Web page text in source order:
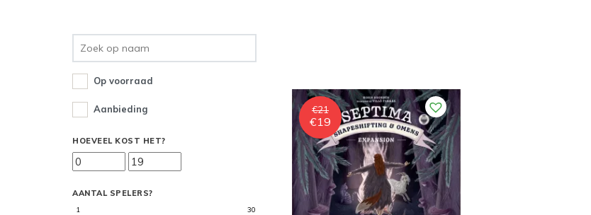
Op voorraad
Aanbieding
HOEVEEL KOST HET?
AANTAL SPELERS?
1 30
€21
Oorspronkelijke
prijs
was:
€21.
€19
Huidige
prijs
is:
€19.